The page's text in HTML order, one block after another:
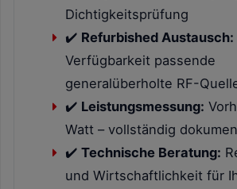
Dichtigkeitsprüfung
✔️ Refurbished Austausch:
Verfügbarkeit passende
generalüberholte RF-
✔️ Leistungsmessung:
Watt – vollständig
✔️ Technische Beratung:
und Wirtschaftlichkeit für